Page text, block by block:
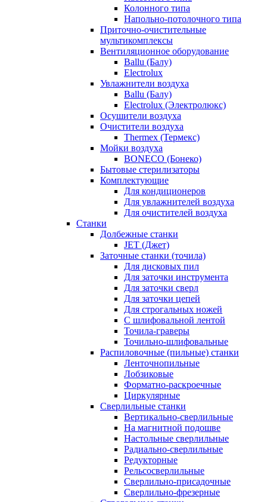
Колонного типа
Напольно-потолочного типа
Приточно-очистительные
мультикомплексы
Вентиляционное оборудование
Ballu (Балу)
Electrolux
Увлажнители воздуха
Ballu (Балу)
Electrolux (Электролюкс)
Осушители воздуха
Очистители воздуха
Thermex (Термекс)
Мойки воздуха
BONECO (Бонеко)
Бытовые стерилизаторы
Комплектующие
Для кондиционеров
Для увлажнителей воздуха
Для очистителей воздуха
Станки
Долбежные станки
JET (Джет)
Заточные станки (точила)
Для дисковых пил
Для заточки инструмента
Для заточки сверл
Для заточки цепей
Для строгальных ножей
С шлифовальной лентой
Точила-граверы
Точильно-шлифовальные
Распиловочные (пильные) станки
Ленточнопильные
Лобзиковые
Форматно-раскроечные
Циркулярные
Сверлильные станки
Вертикально-сверлильные
На магнитной подошве
Настольные сверлильные
Радиально-сверлильные
Редукторные
Рельсосверлильные
Сверлильно-присадочные
Сверлильно-фрезерные